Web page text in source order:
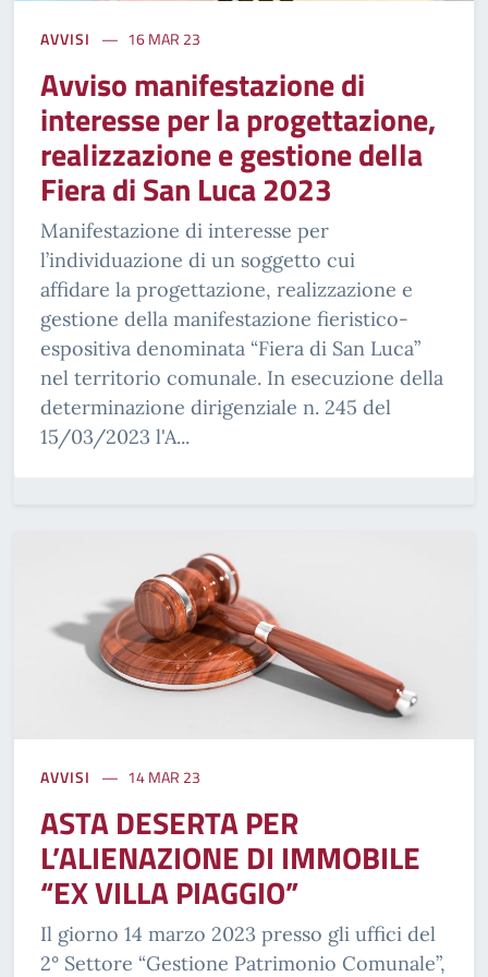
AVVISI 16 MAR 23
Avviso manifestazione di
interesse per la progettazione,
realizzazione e gestione della
Fiera di San Luca 2023
Manifestazione di interesse per
l’individuazione di un soggetto cui
affidare la progettazione, realizzazione e
gestione della manifestazione fieristico-
espositiva denominata “Fiera di San Luca”
nel territorio comunale. In esecuzione della
determinazione dirigenziale n. 245 del
15/03/2023 l'A...
AVVISI 14 MAR 23
ASTA DESERTA PER
L’ALIENAZIONE DI IMMOBILE
“EX VILLA PIAGGIO”
Il giorno 14 marzo 2023 presso gli uffici del
2° Settore “Gestione Patrimonio Comunale”,